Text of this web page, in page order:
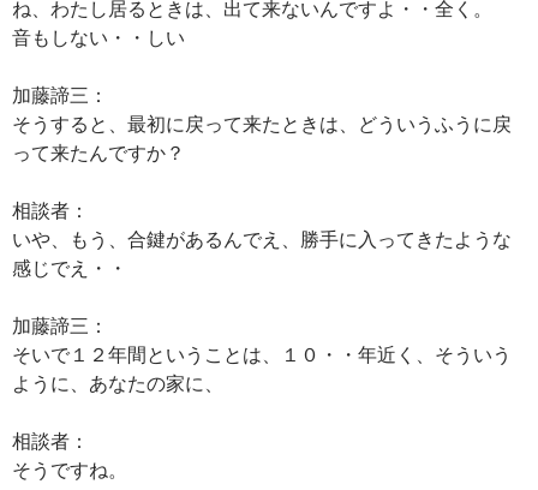
ね、わたし居るときは、出て来ないんですよ・・全く。
音もしない・・しい
加藤諦三：
そうすると、最初に戻って来たときは、どういうふうに戻
って来たんですか？
相談者：
いや、もう、合鍵があるんでえ、勝手に入ってきたような
感じでえ・・
加藤諦三：
そいで１２年間ということは、１０・・年近く、そういう
ように、あなたの家に、
相談者：
そうですね。